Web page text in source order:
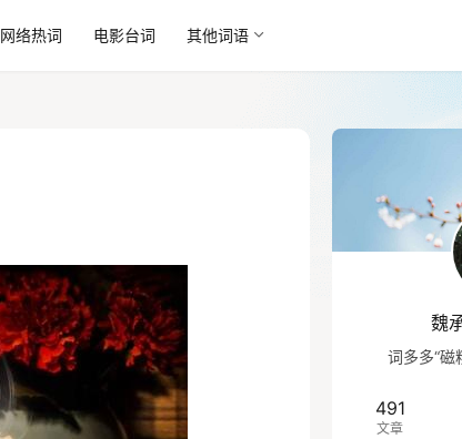
网络热词 电影台词 其他词语
魏
词多多“磁
491
文章